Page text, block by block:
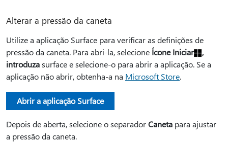
Alterar a pressão da caneta
Utilize a aplicação Surface para verificar as definições de
pressão da caneta. Para abri-la, selecione Ícone Iniciar
,
introduzasurface e selecione-o para abrir a aplicação. Se a
aplicação não abrir, obtenha-a na Microsoft Store.
Abrir a aplicação Surface
Depois de aberta, selecione o separadorCaneta para ajustar
a pressão da caneta.